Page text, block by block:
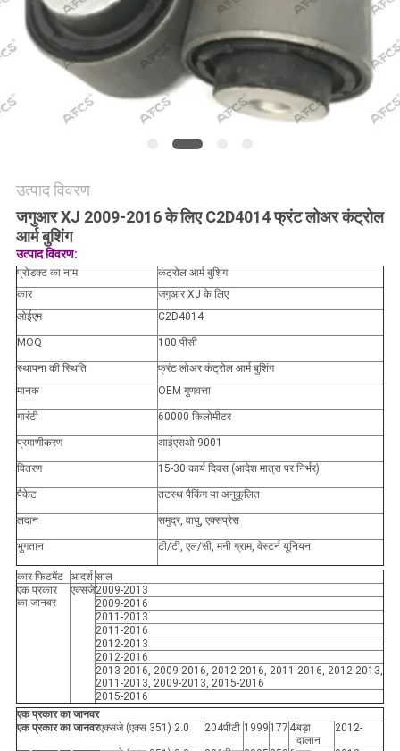
साइटमैप
गोपनीयता
नीति
उत्पाद विवरण
जगुआर XJ 2009-2016 के लिए C2D4014 फ्रंट लोअर कंट्रोल
आर्म बुशिंग
उत्पाद विवरण:
प्रोडक्ट का नाम
कंट्रोल आर्म बुशिंग
कार
जगुआर XJ के लिए
ओईएम
C2D4014
MOQ 100 पीसी
स्थापना की स्थिति
फ्रंट लोअर कंट्रोल आर्म बुशिंग
मानक
OEM गुणवत्ता
गारंटी 60000 किलोमीटर
प्रमाणीकरण आईएसओ 9001
वितरण 15-30 कार्य दिवस (आदेश मात्रा पर निर्भर)
पैकेट तटस्थ पैकिंग या अनुकूलित
लदान समुद्र, वायु, एक्सप्रेस
भुगतान टी/टी, एल/सी, मनी ग्राम, वेस्टर्न यूनियन
कार फिटमेंट आदर्श साल
एक प्रकार
का जानवर
एक्सजे2009-2013
2009-2016
2011-2013
2011-2016
2012-2013
2012-2016
2013-2016, 2009-2016, 2012-2016, 2011-2016, 2012-2013,
2011-2013, 2009-2013, 2015-2016
2015-2016
एक प्रकार का जानवर
एक प्रकार का जानवरएक्सजे (एक्स 351) 2.0 204पीटी 1999 177 4बड़ा
दालान
2012-